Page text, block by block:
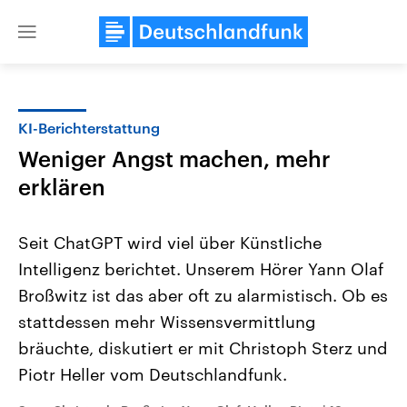
Close
Landtagswahl Sachsen-Anhalt
2026
Alle Informationen
Sachsen-Anhalt wählt am 6.
September 2026 einen neuen
Bundesland von einer Koalition aus
USA
Aktuelle Beiträge,
Hintergründe
Wirtschaftlich und
gehören die Vereinigten
mit großem Einfluss auf
KI-Berichterstattung
Weniger Angst machen, mehr
erklären
Seit ChatGPT wird viel über Künstliche
Intelligenz berichtet. Unserem Hörer Yann Olaf
Broßwitz ist das aber oft zu alarmistisch. Ob es
stattdessen mehr Wissensvermittlung
bräuchte, diskutiert er mit Christoph Sterz und
Piotr Heller vom Deutschlandfunk.